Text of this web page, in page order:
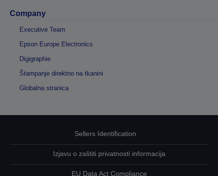
Company
Executive Team
Epson Europe Electronics
Digigraphie
Štampanje direktno na tkanini
Globalna stranica
Sellers Identification
Izjavu o zaštiti privatnosti informacija
EU Data Act Compliance